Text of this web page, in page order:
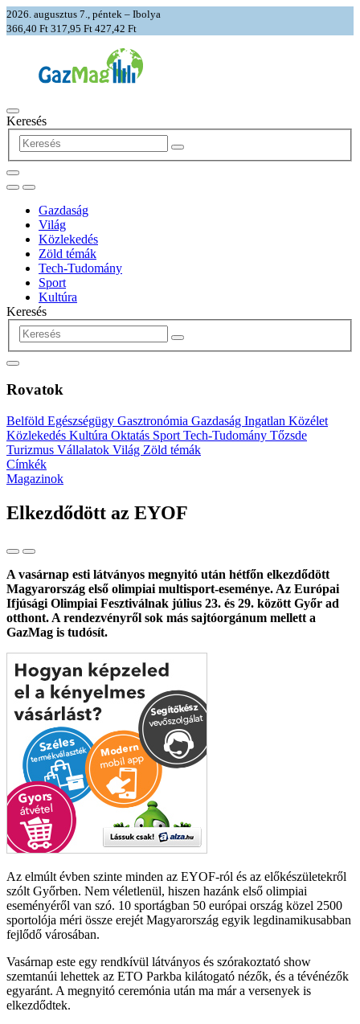
2026. augusztus 7., péntek – Ibolya
366,40 Ft 317,95 Ft 427,42 Ft
Keresés
Gazdaság
Világ
Közlekedés
Zöld témák
Tech-Tudomány
Sport
Kultúra
Keresés
Rovatok
Belföld Egészségügy Gasztronómia Gazdaság Ingatlan Közélet
Közlekedés Kultúra Oktatás Sport Tech-Tudomány Tőzsde
Turizmus Vállalatok Világ Zöld témák
Címkék
Magazinok
Elkezdődött az EYOF
A vasárnap esti látványos megnyitó után hétfőn elkezdődött
Magyarország első olimpiai multisport-eseménye. Az Európai
Ifjúsági Olimpiai Fesztiválnak július 23. és 29. között Győr ad
otthont. A rendezvényről sok más sajtóorgánum mellett a
GazMag is tudósít.
Az elmúlt évben szinte minden az EYOF-ról és az előkészületekről
szólt Győrben. Nem véletlenül, hiszen hazánk első olimpiai
eseményéről van szó. 10 sportágban 50 európai ország közel 2500
sportolója méri össze erejét Magyarország egyik legdinamikusabban
fejlődő városában.
Vasárnap este egy rendkívül látványos és szórakoztató show
szemtanúi lehettek az ETO Parkba kilátogató nézők, és a tévénézők
egyaránt. A megnyitó ceremónia után ma már a versenyek is
elkezdődtek.